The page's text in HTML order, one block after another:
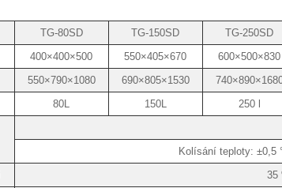
TG-80SD TG-150SD TG-250SD
400×400×500 550×405×670 600×500×830
550×790×1080 690×805×1530
80L 150L 250 l
Kolísání teploty: ±0,5
35